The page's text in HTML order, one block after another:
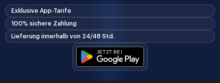
Exklusive App-Tarife
100% sichere Zahlung
Lieferung innerhalb von 24/48 Std.